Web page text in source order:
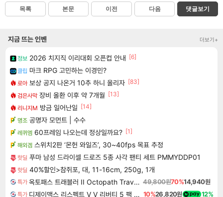
목록 본문 이전 다음 댓글보기
지금 뜨는 인벤 더보기+
정보 2026 치지직 이리대회 오픈컵 안내 [6]
클립 마크 RPG 고민하는 이경민?
로아 보상 공지 나온거 10추 하니 올리자 [83]
검은사막 장비 올환 이후 약 7개월 [13]
리니지M 방금 일어난일 [14]
명조 공명자 모먼트 | 수수
레퀴엠 60프레임 나오는데 정상일까요? [1]
해외겜 스위치2판 ‘몬헌 와일즈’, 30~40fps 목표 추정
핫딜 푸마 남성 드라이셀 드로즈 5종 사각 팬티 세트 PMMYDDP01
핫딜 40%할인>참쥐포, 대, 11-16cm, 250g, 1개
특가 옥토패스 트래블러 II Octopath Traveler II 49,800원70%14,940원
특가 디제이맥스 리스펙트 V V 리버티 5 팩 DJMAX RESPECT V V Liberty 5 Pack DLC 10%26,820원 12%